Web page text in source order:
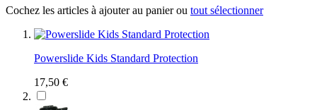
Cochez les articles à ajouter au panier ou tout sélectionner
Powerslide Kids Standard Protection
17,50 €